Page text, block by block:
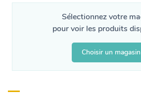
Décoration
Linge de maison
Sélectionnez votre
pour voir les produits
Choisir un magasin